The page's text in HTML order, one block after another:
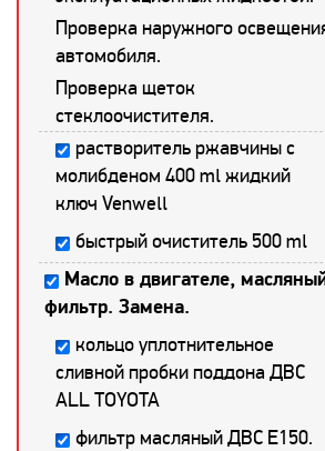
Проверка наружного
автомобиля.
Проверка щеток
стеклоочистителя.
растворитель ржавчины с
молибденом 400 ml жидкий
ключ Venwell
быстрый очиститель 500 ml
Масло в двигателе,
фильтр. Замена.
кольцо уплотнительное
сливной пробки поддона ДВС
ALL TOYOTA
фильтр масляный ДВС E150.